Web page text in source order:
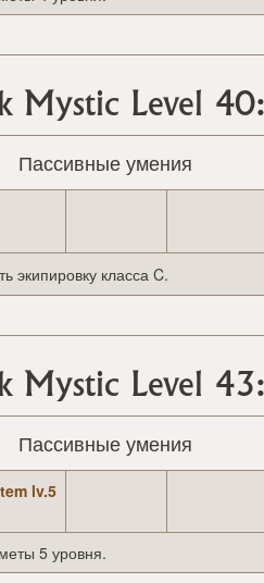
Mystic Level
Пассивные умения
экипировку класса C.
Mystic Level
Пассивные умения
lv.5
5 уровня.